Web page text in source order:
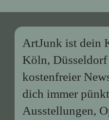
ArtJunk ist dein
Köln,
kostenfreier
dich immer
Ausstellungen,